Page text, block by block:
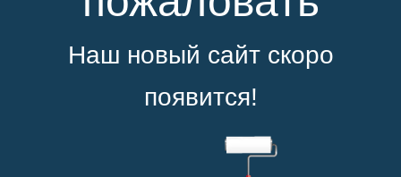
Наш новый сайт скоро
появится!